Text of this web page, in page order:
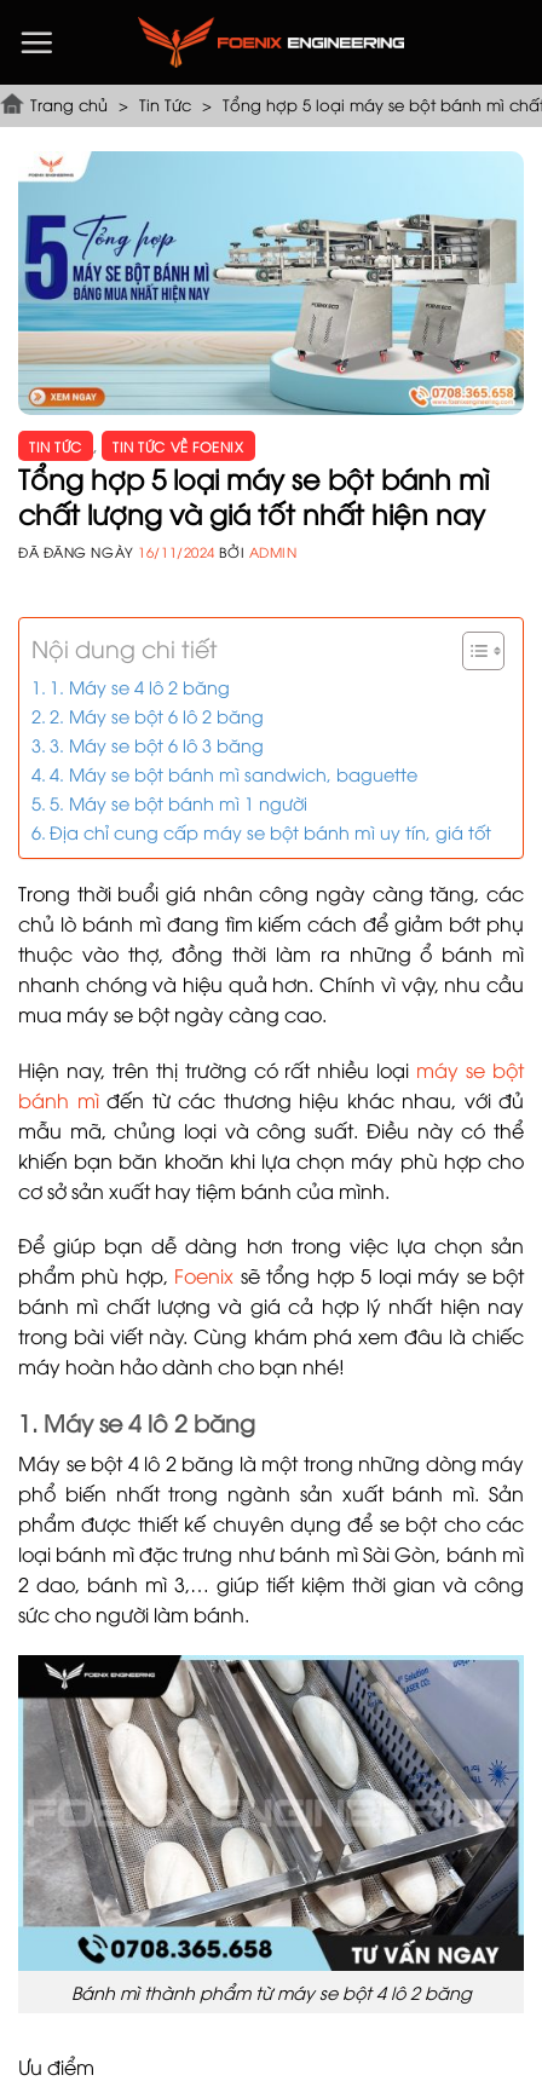
đến
dungTrang chủ > Tin Tức > Tổng hợp 5 loại máy se bột bánh mì
TIN TỨC , TIN TỨC VỀ FOENIX
Tổng hợp 5 loại máy se bột bánh mì
chất lượng và giá tốt nhất hiện nay
ĐÃ ĐĂNG NGÀY 16/11/2024 BỞI ADMIN
Nội dung chi tiết
1. Máy se 4 lô 2 băng
2. Máy se bột 6 lô 2 băng
3. Máy se bột 6 lô 3 băng
4. Máy se bột bánh mì sandwich, baguette
5. Máy se bột bánh mì 1 người
Địa chỉ cung cấp máy se bột bánh mì uy tín, giá tốt
Trong thời buổi giá nhân công ngày càng tăng, các
chủ lò bánh mì đang tìm kiếm cách để giảm bớt phụ
thuộc vào thợ, đồng thời làm ra những ổ bánh mì
nhanh chóng và hiệu quả hơn. Chính vì vậy, nhu cầu
mua máy se bột ngày càng cao.
Hiện nay, trên thị trường có rất nhiều loại máy se bột
bánh mìđến từ các thương hiệu khác nhau, với đủ
mẫu mã, chủng loại và công suất. Điều này có thể
khiến bạn băn khoăn khi lựa chọn máy phù hợp cho
cơ sở sản xuất hay tiệm bánh của mình.
Để giúp bạn dễ dàng hơn trong việc lựa chọn sản
phẩm phù hợp, Foenix sẽ tổng hợp 5 loại máy se bột
bánh mì chất lượng và giá cả hợp lý nhất hiện nay
trong bài viết này. Cùng khám phá xem đâu là chiếc
máy hoàn hảo dành cho bạn nhé!
1. Máy se 4 lô 2 băng
Máy se bột 4 lô 2 băng là một trong những dòng máy
phổ biến nhất trong ngành sản xuất bánh mì. Sản
phẩm được thiết kế chuyên dụng để se bột cho các
loại bánh mì đặc trưng như bánh mì Sài Gòn, bánh mì
2 dao, bánh mì 3,… giúp tiết kiệm thời gian và công
sức cho người làm bánh.
Bánh mì thành phẩm từ máy se bột 4 lô 2 băng
Ưu điểm